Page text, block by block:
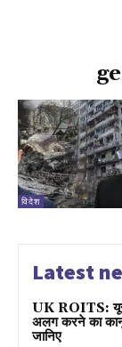
विदेश
Latest
UK ROITS:
अलग करने का
जानिए